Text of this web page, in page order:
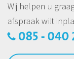
Wij helpen u
afspraak wilt
085 - 040